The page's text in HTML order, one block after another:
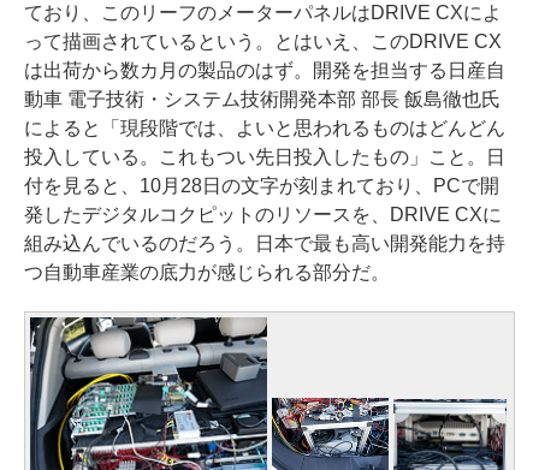
ており、このリーフのメーターパネルはDRIVE CXによ
って描画されているという。とはいえ、このDRIVE CX
は出荷から数カ月の製品のはず。開発を担当する日産自
動車 電子技術・システム技術開発本部 部長 飯島徹也氏
によると「現段階では、よいと思われるものはどんどん
投入している。これもつい先日投入したもの」こと。日
付を見ると、10月28日の文字が刻まれており、PCで開
発したデジタルコクピットのリソースを、DRIVE CXに
組み込んでいるのだろう。日本で最も高い開発能力を持
つ自動車産業の底力が感じられる部分だ。